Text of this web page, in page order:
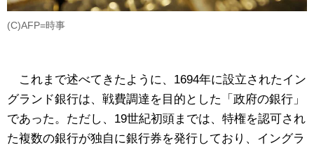
(C)AFP=時事
これまで述べてきたように、1694年に設立されたイン
グランド銀行は、戦費調達を目的とした「政府の銀行」
であった。ただし、19世紀初頭までは、特権を認可され
た複数の銀行が独自に銀行券を発行しており、イングラ